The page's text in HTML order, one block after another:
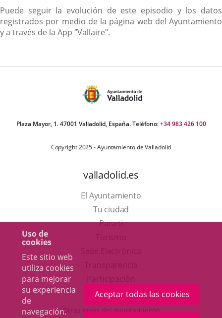
Uso de
cookies
Este sitio web
utiliza cookies
para mejorar
su experiencia
de
navegación.
Aceptar todas las cookies
Puede seguir la evolución de este episodio y los datos
registrados por medio de la página web del Ayuntamiento
y a través de la App "Vallaire".
Plaza Mayor, 1. 47001 Valladolid, España. Teléfono:+34 983 426 100
Copyright 2025 - Ayuntamiento de Valladolid
valladolid.es
El Ayuntamiento
Tu ciudad
Para ti
en
una
aplicación
externa.
Otras webs del ayuntamiento